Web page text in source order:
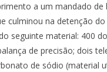
a um mandado de
culminou na detenção
seguinte material: 400
de precisão; dois
de sódio (material